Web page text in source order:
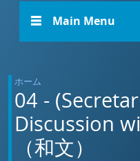
☰ Main Menu
ホーム
04 -
Discussion
（和文）